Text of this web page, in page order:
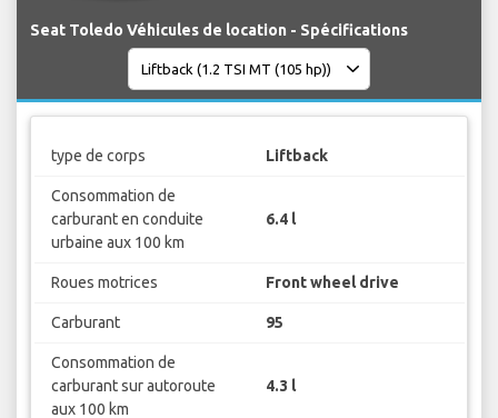
Seat Toledo Véhicules de location - Spécifications
type de corps Liftback
Consommation de
carburant en conduite
urbaine aux 100 km
6.4 l
Roues motrices Front wheel drive
Carburant 95
Consommation de
carburant sur autoroute
aux 100 km
4.3 l